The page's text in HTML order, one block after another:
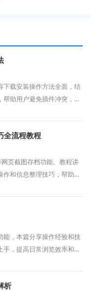
下载安装操作方法全面，结
帮助用户避免插件冲突，提
全流程教程
页截图存档功能。教程讲
和信息整理技巧，帮助用
能，本篇分享操作经验和技
手，提高日常浏览效率和操
析